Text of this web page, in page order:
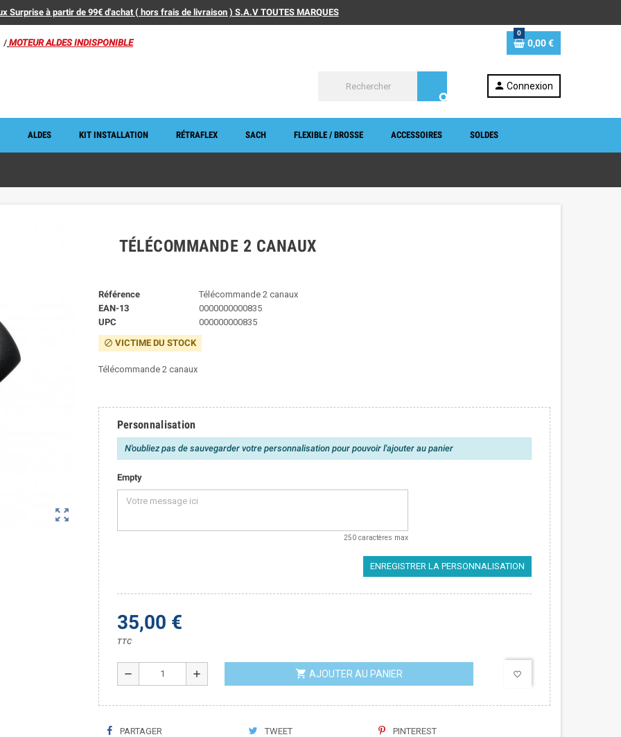
Surprise à partir de 99€ d'achat ( hors frais de livraison ) S.A.V TOUTES MARQUES
/ MOTEUR ALDES INDISPONIBLE
0
0,00 €
search
person Connexion
ALDES KIT INSTALLATION RÉTRAFLEX SACH FLEXIBLE / BROSSE ACCESSOIRES SOLDES
zoom_out_map
TÉLÉCOMMANDE 2 CANAUX
Référence
Télécommande 2 canaux
EAN-13
0000000000835
UPC
000000000835
block VICTIME DU STOCK
Télécommande 2 canaux
Personnalisation
N'oubliez pas de sauvegarder votre personnalisation pour pouvoir l'ajouter au panier
Empty
250 caractères max
ENREGISTRER LA PERSONNALISATION
35,00 €
TTC
remove add shopping_cart AJOUTER AU PANIER favorite_border
PARTAGER TWEET PINTEREST